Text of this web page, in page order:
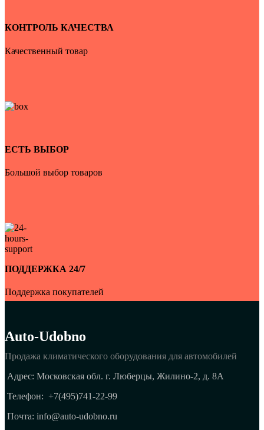
КОНТРОЛЬ КАЧЕСТВА
Качественный товар
ЕСТЬ ВЫБОР
Большой выбор товаров
ПОДДЕРЖКА 24/7
Поддержка покупателей
Auto-Udobno
Продажа климатического оборудования для автомобилей
Адрес: Московская обл. г. Люберцы, Жилино-2, д. 8A
Телефон: +7(495)741-22-99
Почта: info@auto-udobno.ru